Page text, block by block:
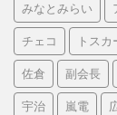
みなとみらい
チェコ トスカ
佐倉 副会長
宇治 嵐電